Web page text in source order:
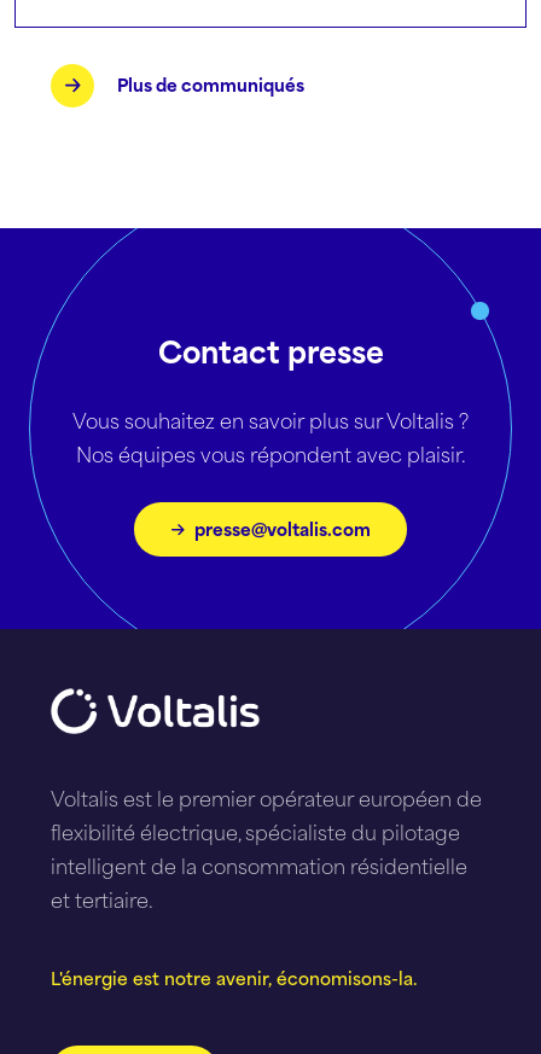
Plus de communiqués
Contact presse
Vous souhaitez en savoir plus sur Voltalis ?
Nos équipes vous répondent avec plaisir.
presse@voltalis.com
Voltalis est le premier opérateur européen de
flexibilité électrique, spécialiste du pilotage
intelligent de la consommation résidentielle
et tertiaire.
L'énergie est notre avenir, économisons-la.